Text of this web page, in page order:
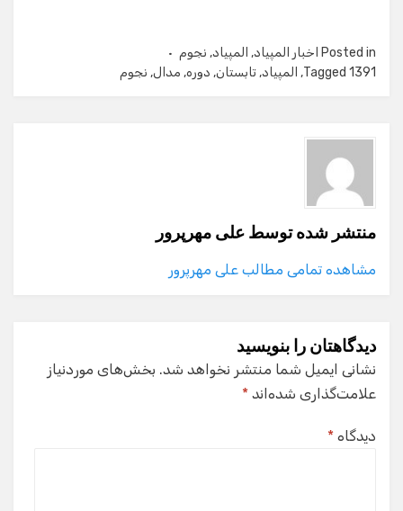
Posted in اخبار المپیاد, المپیاد, نجوم
Tagged 1391
, المپیاد,تابستان, دوره, مدال, نجوم
منتشر شده توسطعلی مهرپرور
مشاهده تمامی مطالب علی مهرپرور
دیدگاهتان را بنویسید
نشانی ایمیل شما منتشر نخواهد شد. بخش‌های موردنیاز
علامت‌گذاری شده‌اند *
دیدگاه *